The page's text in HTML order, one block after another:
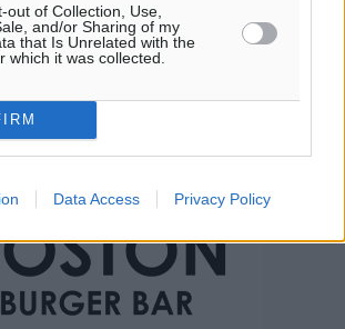
out of Collection, Use,
and/or Sharing of my
that Is Unrelated with the
which it was collected.
Data Access Privacy Policy